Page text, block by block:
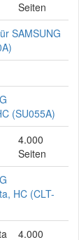
Seiten
SAMSUNG
(SU055A)
4.000
Seiten
HC (CLT-
4.000